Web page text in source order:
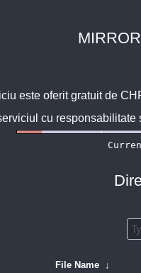
este oferit gratuit de
cu responsabilitate
File Name ↓